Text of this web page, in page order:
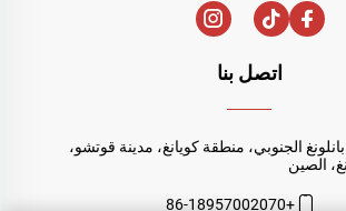
اتصل بنا
بانلونغ الجنوبي، منطقة كويانغ، مدينة قوتشو،
الصين
+86-18957002070